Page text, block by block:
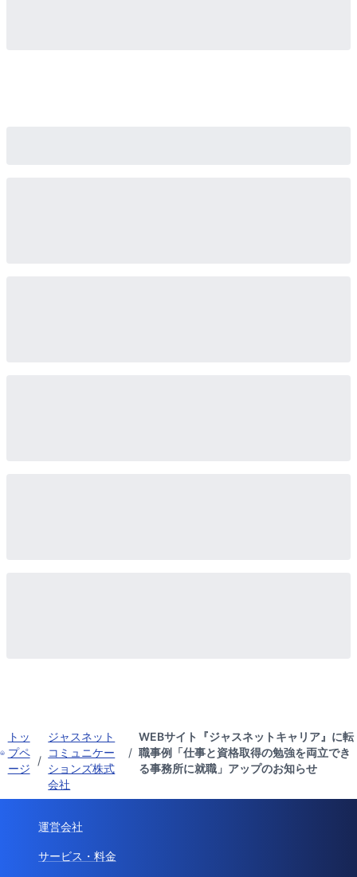
トッ
プペ
ージ
/
ジャスネット
コミュニケー
ションズ株式
会社
/
WEBサイト『ジャスネットキャリア』に転
職事例「仕事と資格取得の勉強を両立でき
る事務所に就職」アップのお知らせ
運営会社
サービス・料金